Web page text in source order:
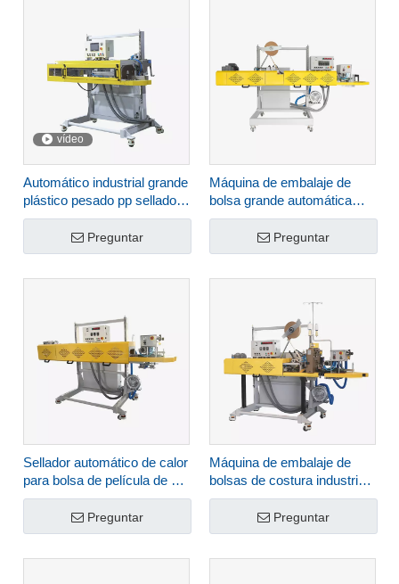
vídeo
Automático industrial grande
plástico pesado pp sellado y
envasado de sellado de
calor y empaque para
fertilize arroz FBH-S
Preguntar
Máquina de embalaje de
bolsa grande automática
para uso químico FBF-32A
Preguntar
Sellador automático de calor
para bolsa de película de PE
FBH-32
Preguntar
Máquina de embalaje de
bolsas de costura industrial
para papel FBK-13DC
Preguntar